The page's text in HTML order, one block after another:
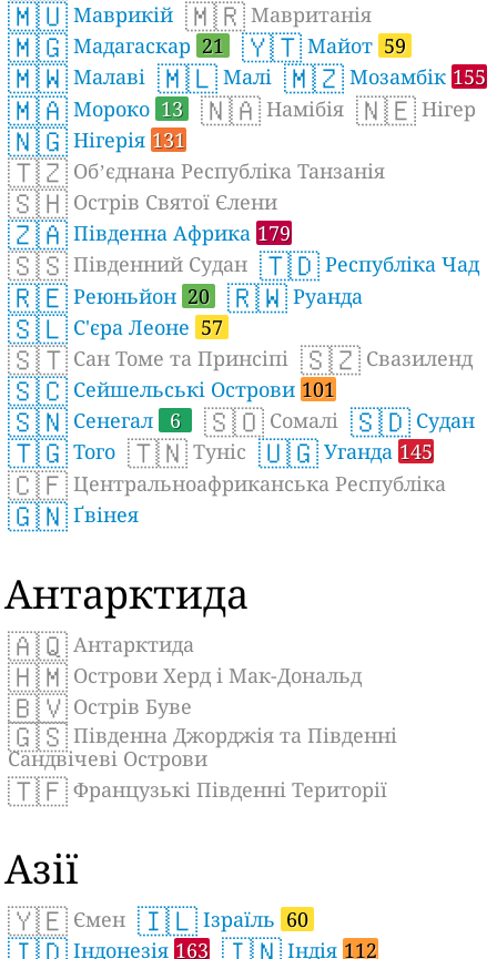
🇲🇺 Маврикій 🇲🇷 Мавританія
🇲🇬 Мадагаскар 21 🇾🇹 Майот 59
🇲🇼 Малаві 🇲🇱 Малі 🇲🇿 Мозамбік 155
🇲🇦 Мороко 13 🇳🇦 Намібія 🇳🇪 Нігер
🇳🇬 Нігерія 131
🇹🇿 Обʼєднана Республіка Танзанія
🇸🇭 Острів Святої Єлени
🇿🇦 Південна Африка 179
🇸🇸 Південний Судан 🇹🇩 Республіка Чад
🇷🇪 Реюньйон 20 🇷🇼 Руанда
🇸🇱 С'єра Леоне 57
🇸🇹 Сан Томе та Принсіпі 🇸🇿 Свазиленд
🇸🇨 Сейшельські Острови 101
🇸🇳 Сенегал 6 🇸🇴 Сомалі 🇸🇩 Судан
🇹🇬 Того 🇹🇳 Туніс 🇺🇬 Уганда 145
🇨🇫 Центральноафриканська Республіка
🇬🇳 Ґвінея
Антарктида
🇦🇶 Антарктида
🇭🇲 Острови Херд і Мак-Дональд
🇧🇻 Острів Буве
🇬🇸 Південна Джорджія та Південні
Сандвічеві Острови
🇹🇫 Французькі Південні Території
Азії
🇾🇪 Ємен 🇮🇱 Ізраїль 60
Індонезія 163 Індія 112